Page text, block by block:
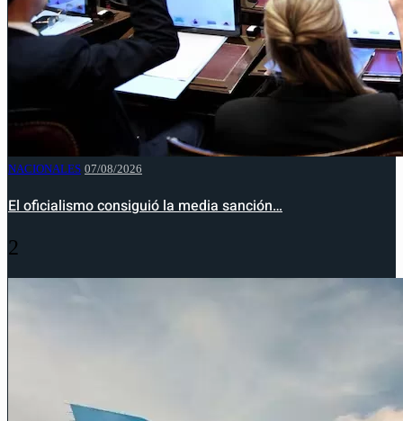
NACIONALES 07/08/2026
El oficialismo consiguió la media sanción…
2